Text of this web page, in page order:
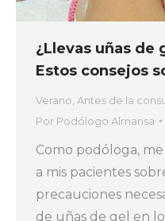
¿Llevas uñas de
Estos consejos
Verano Antes de la
Por Podólogo Almansa
Como podóloga,
a mis pacientes
precauciones
de uñas de gel en